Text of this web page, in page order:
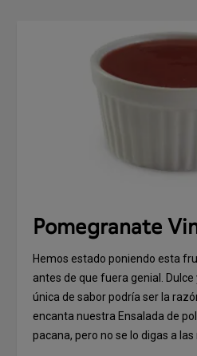
Pomegranate
Hemos estado poniendo esta
antes de que fuera genial.
única de sabor podría ser la
encanta nuestra Ensalada de
pacana, pero no se lo digas a las